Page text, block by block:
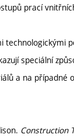
prací
technologickými
speciální
a na případné
Construction